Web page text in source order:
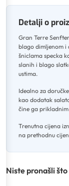
Detalji o
Gran Terre
blago dimljenom i
šniclama specka
slanih i blago
ustima.
Idealno za
kao dodatak
čine ga
Trenutna cijena
na prethodnu
Niste pronašli